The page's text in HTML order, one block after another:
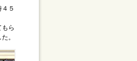
５
ら
。